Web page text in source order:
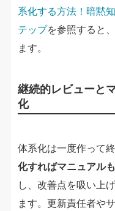
系化する方法！暗黙
テップを参照すると
ます。
継続的レビューと
化
体系化は一度作って
化すればマニュアル
し、改善点を吸い上
ます。更新責任者や